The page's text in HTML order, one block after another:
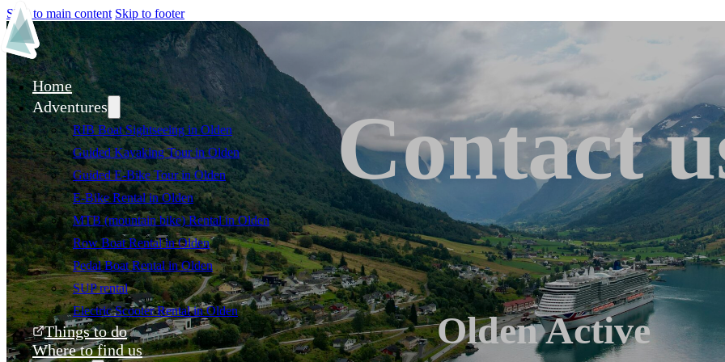
Skip to main content Skip to footer
Home
Adventures
RIB Boat Sightseeing in Olden
Guided Kayaking Tour in Olden
Guided E-Bike Tour in Olden
E-Bike Rental in Olden
MTB (mountain bike) Rental in Olden
Row Boat Rental in Olden
Pedal Boat Rental in Olden
SUP rental
Electric Scooter Rental in Olden
Things to do
Where to find us
Contact
Olden Active